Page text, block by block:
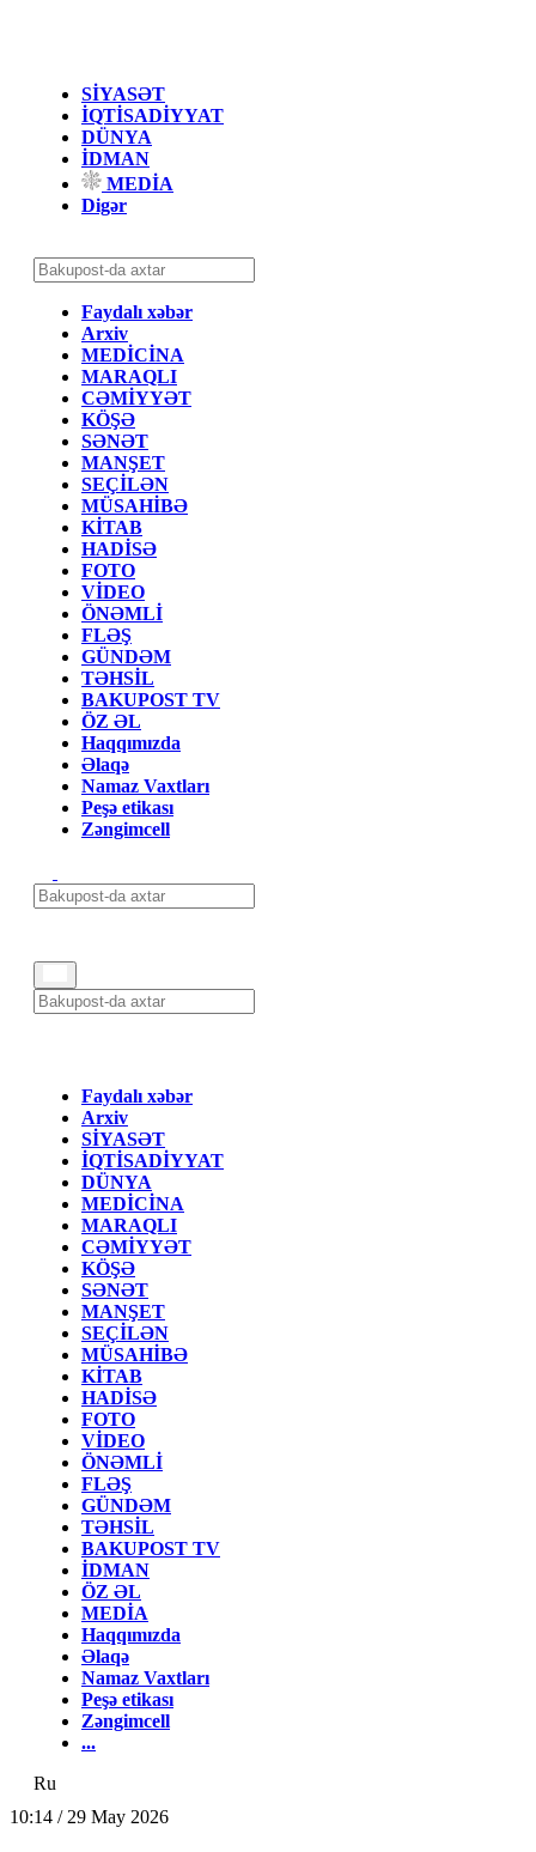
SİYASƏT
İQTİSADİYYAT
DÜNYA
İDMAN
MEDİA
Digər
Faydalı xəbər
Arxiv
MEDİCİNA
MARAQLI
CƏMİYYƏT
KÖŞƏ
SƏNƏT
MANŞET
SEÇİLƏN
MÜSAHİBƏ
KİTAB
HADİSƏ
FOTO
VİDEO
ÖNƏMLİ
FLƏŞ
GÜNDƏM
TƏHSİL
BAKUPOST TV
ÖZ ƏL
Haqqımızda
Əlaqə
Namaz Vaxtları
Peşə etikası
Zəngimcell
Faydalı xəbər
Arxiv
SİYASƏT
İQTİSADİYYAT
DÜNYA
MEDİCİNA
MARAQLI
CƏMİYYƏT
KÖŞƏ
SƏNƏT
MANŞET
SEÇİLƏN
MÜSAHİBƏ
KİTAB
HADİSƏ
FOTO
VİDEO
ÖNƏMLİ
FLƏŞ
GÜNDƏM
TƏHSİL
BAKUPOST TV
İDMAN
ÖZ ƏL
MEDİA
Haqqımızda
Əlaqə
Namaz Vaxtları
Peşə etikası
Zəngimcell
...
Ru
10:14 / 29 May 2026